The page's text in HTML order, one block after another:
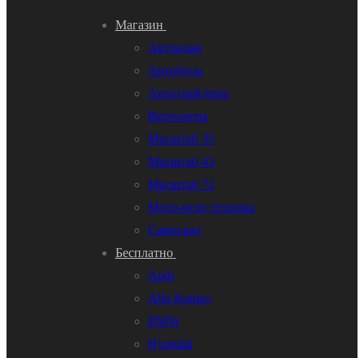
Магазин
Автокран
Автобусы
Автогрейдеры
Вертолеты
Масштаб 35
Масштаб 43
Масштаб 72
Мото-вело техника
Самосвал
Бесплатно
Audi
Alfa Romeo
BMW
Hyundai